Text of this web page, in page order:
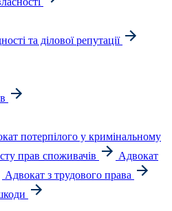
та ділової репутації
потерпілого у кримінальному
прав споживачів
Адвокат
Адвокат з трудового права